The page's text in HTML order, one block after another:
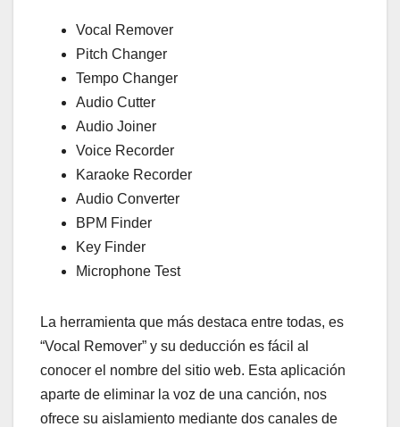
Vocal Remover
Pitch Changer
Tempo Changer
Audio Cutter
Audio Joiner
Voice Recorder
Karaoke Recorder
Audio Сonverter
BPM Finder
Key Finder
Microphone Test
La herramienta que más destaca entre todas, es
“Vocal Remover” y su deducción es fácil al
conocer el nombre del sitio web. Esta aplicación
aparte de eliminar la voz de una canción, nos
ofrece su aislamiento mediante dos canales de